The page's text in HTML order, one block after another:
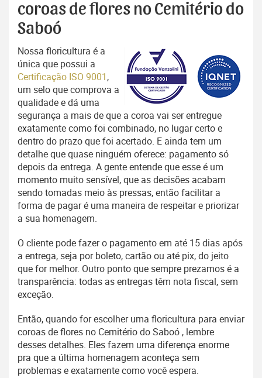
coroas de flores no Cemitério do
Saboó
Nossa floricultura é a
única que possui a
Certificação ISO 9001,
um selo que comprova a
qualidade e dá uma
segurança a mais de que a coroa vai ser entregue
exatamente como foi combinado, no lugar certo e
dentro do prazo que foi acertado. E ainda tem um
detalhe que quase ninguém oferece: pagamento só
depois da entrega. A gente entende que esse é um
momento muito sensível, que as decisões acabam
sendo tomadas meio às pressas, então facilitar a
forma de pagar é uma maneira de respeitar e priorizar
a sua homenagem.
O cliente pode fazer o pagamento em até 15 dias após
a entrega, seja por boleto, cartão ou até pix, do jeito
que for melhor. Outro ponto que sempre prezamos é a
transparência: todas as entregas têm nota fiscal, sem
exceção.
Então, quando for escolher uma floricultura para enviar
coroas de flores no Cemitério do Saboó , lembre
desses detalhes. Eles fazem uma diferença enorme
pra que a última homenagem aconteça sem
problemas e exatamente como você espera.